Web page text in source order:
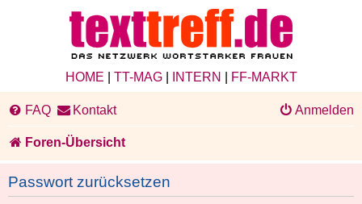
HOME TT-MAG| INTERN FF-MARKT
FAQ Kontakt Anmelden
Foren-Übersicht
Passwort zurücksetzen